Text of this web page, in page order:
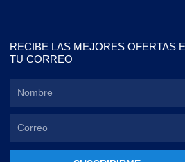
RECIBE LAS MEJORES OFERTAS
TU CORREO